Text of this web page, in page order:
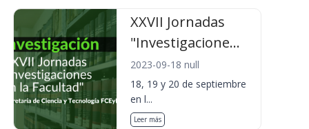
XXVII Jornadas
"Investigacione...
2023-09-18 null
18, 19 y 20 de septiembre
en l...
Leer más